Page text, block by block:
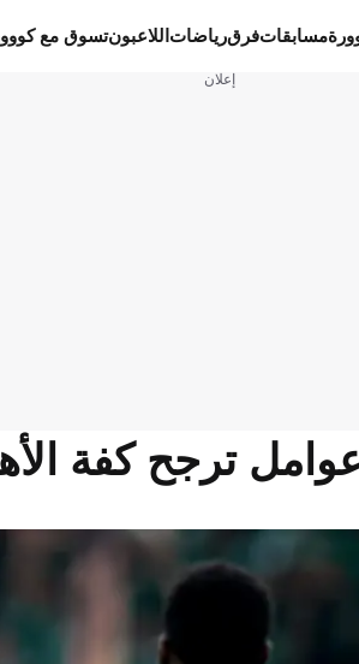
مسابقاتفرقرياضات اللاعبونتسوق مع
إعلان